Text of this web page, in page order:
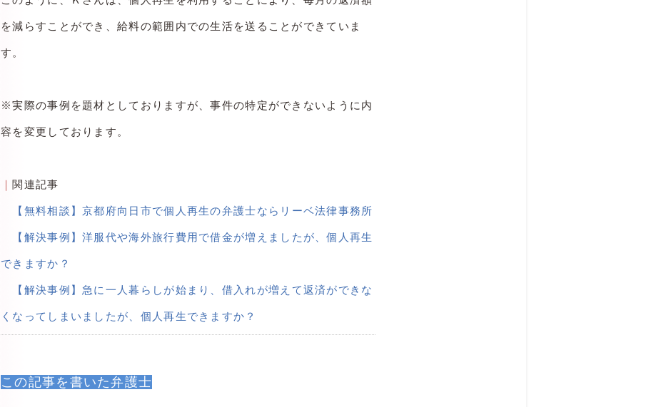
を減らすことができ、給料の範囲内での生活を送ることができていま
す。
※実際の事例を題材としておりますが、事件の特定ができないように内
容を変更しております。
｜ 関連記事
【無料相談】京都府向日市で個人再生の弁護士ならリーベ法律事務所
【解決事例】洋服代や海外旅行費用で借金が増えましたが、個人再生
できますか？
【解決事例】急に一人暮らしが始まり、借入れが増えて返済ができな
くなってしまいましたが、個人再生できますか？
この記事を書いた弁護士